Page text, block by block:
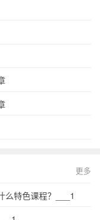
更多
么特色课程？___1